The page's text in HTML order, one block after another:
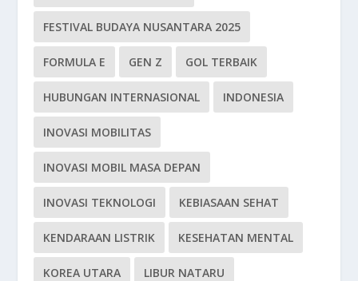
FESTIVAL BUDAYA NUSANTARA 2025
FORMULA E GEN Z GOL TERBAIK
HUBUNGAN INTERNASIONAL INDONESIA
INOVASI MOBILITAS
INOVASI MOBIL MASA DEPAN
INOVASI TEKNOLOGI KEBIASAAN SEHAT
KENDARAAN LISTRIK KESEHATAN MENTAL
KOREA UTARA LIBUR NATARU